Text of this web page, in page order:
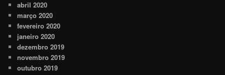
abril 2020
março 2020
fevereiro 2020
janeiro 2020
dezembro 2019
novembro 2019
outubro 2019